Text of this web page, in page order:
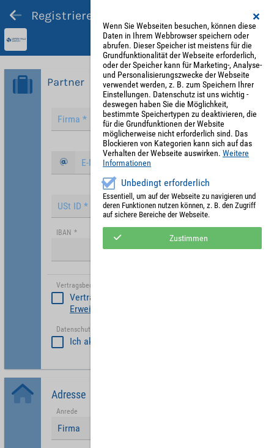
Registrieren und Angebot abgeben
Partner
IBAN *
Vertragsbedinungen akzeptieren
Vertragsbedinungen akzeptieren
Erweiterte Vertragsbedingungen Partner
Datenschutzerklärung akzeptiert
Ich akzeptiere die
Adresse
Anrede
Firma
Wenn Sie Webseiten besuchen, können diese
Daten in Ihrem Webbrowser speichern oder
abrufen. Dieser Speicher ist meistens für die
Grundfunktionalität der Webseite erforderlich,
oder der Speicher kann für Marketing-, Analyse-
und Personalisierungszwecke der Webseite
verwendet werden, z. B. zum Speichern Ihrer
Einstellungen. Datenschutz ist uns wichtig -
deswegen haben Sie die Möglichkeit,
bestimmte Speichertypen zu deaktivieren, die
für die Grundfunktionen der Website
möglicherweise nicht erforderlich sind. Das
Blockieren von Kategorien kann sich auf das
Verhalten der Webseite auswirken. Weitere
Informationen
Unbedingt erforderlich
Essentiell, um auf der Webseite zu navigieren und
deren Funktionen nutzen können, z. B. den Zugriff
auf sichere Bereiche der Webseite.
Zustimmen